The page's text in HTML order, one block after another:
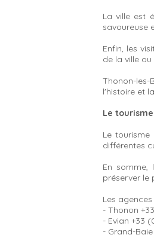
La ville est
savoureuse
Enfin, les
de la ville
Thonon-les-
l'histoire et
Le
Le
différentes
En somme,
préserver le
Les
- Thonon
- Evian +33
- Grand-